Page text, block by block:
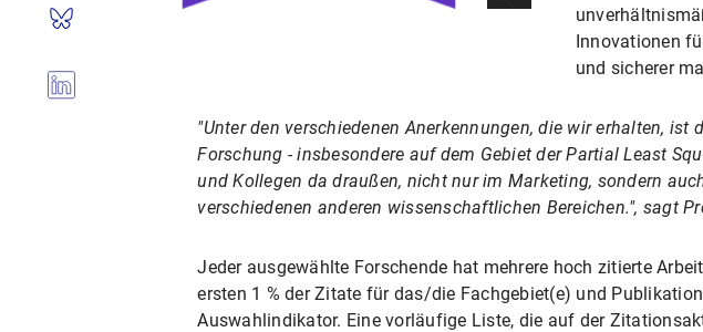
Innovationen
und sicherer
"Unter den verschiedenen Anerkennungen, die wir erhalten,
Forschung - insbesondere auf dem Gebiet der Partial Least
und Kollegen da draußen, nicht nur im Marketing, sondern
verschiedenen anderen wissenschaftlichen Bereichen.", sagt
Jeder ausgewählte Forschende hat mehrere hoch zitierte
ersten 1 % der Zitate für das/die Fachgebiet(e) und
Auswahlindikator. Eine vorläufige Liste, die auf der